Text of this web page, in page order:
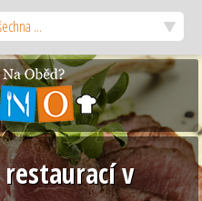
...
restaurací v